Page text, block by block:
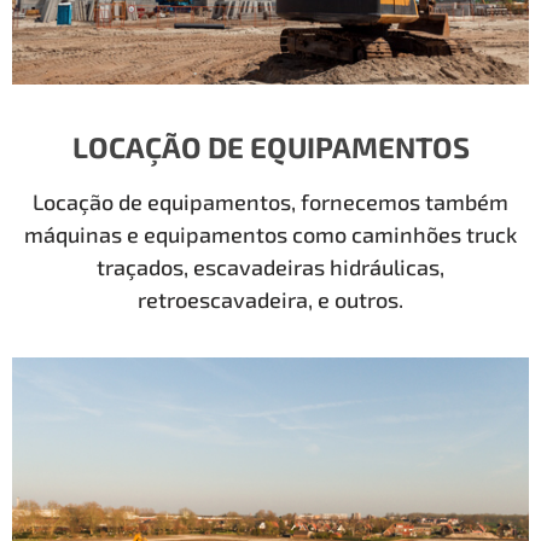
LOCAÇÃO DE EQUIPAMENTOS
Locação de equipamentos, fornecemos também
máquinas e equipamentos como caminhões truck
traçados, escavadeiras hidráulicas,
retroescavadeira, e outros.